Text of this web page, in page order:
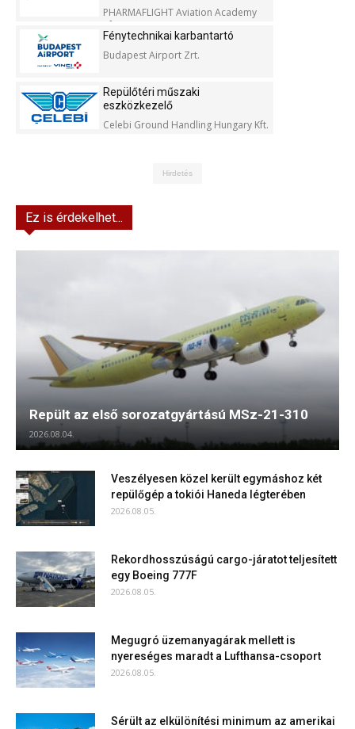
PHARMAFLIGHT Aviation Academy
Kft.
Fénytechnikai karbantartó
Budapest Airport Zrt.
Repülőtéri műszaki
eszközkezelő
Celebi Ground Handling Hungary Kft.
Hirdetés
Ez is érdekelhet...
Repült az első sorozatgyártású MSz-21-310
2026.08.04.
Veszélyesen közel került egymáshoz két
repülőgép a tokiói Haneda légterében
2026.08.05.
Rekordhosszúságú cargo-járatot teljesített
egy Boeing 777F
2026.08.05.
Megugró üzemanyagárak mellett is
nyereséges maradt a Lufthansa-csoport
2026.08.05.
Sérült az elkülönítési minimum az amerikai